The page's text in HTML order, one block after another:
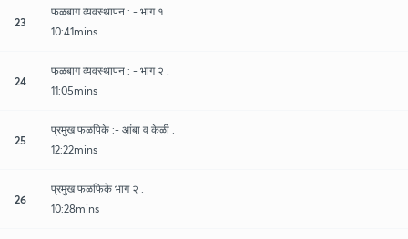
23
फळबाग व्यवस्थापन : - भाग १
10:41mins
24
फळबाग व्यवस्थापन : - भाग २ .
11:05mins
25
प्रमुख फळपिके :- आंबा व केळी .
12:22mins
26
प्रमुख फळफिके भाग २ .
10:28mins